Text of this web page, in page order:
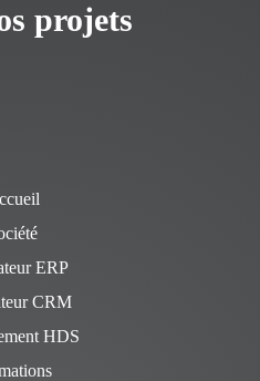
projets
ERP
CRM
HDS